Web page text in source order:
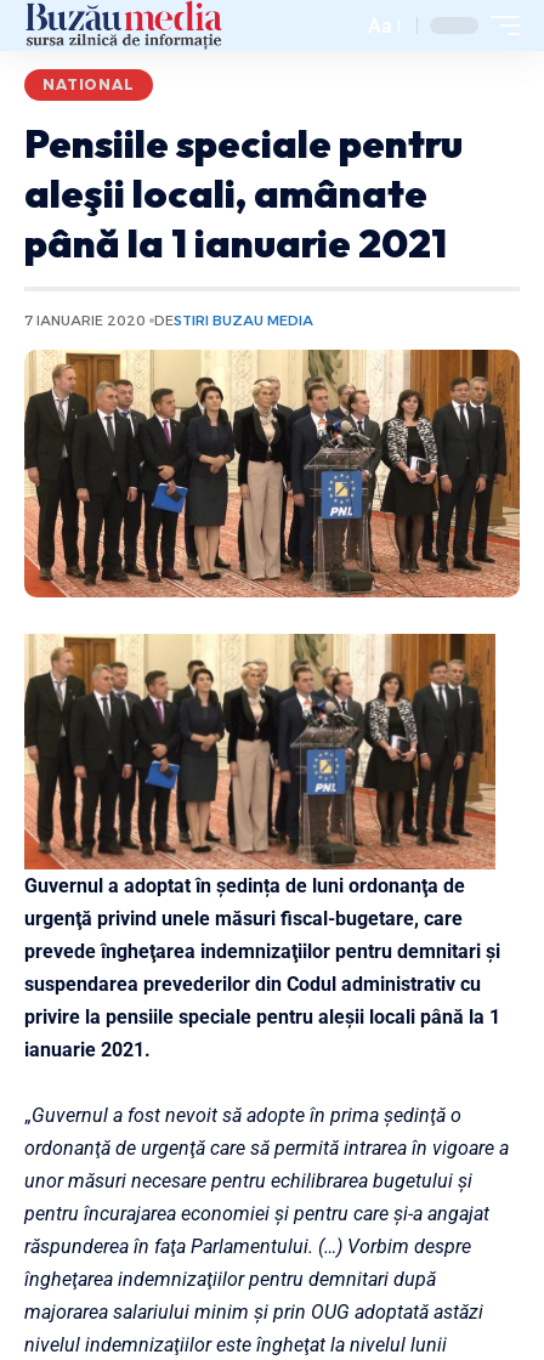
Aa
NATIONAL
Pensiile speciale pentru
aleşii locali, amânate
până la 1 ianuarie 2021
7 IANUARIE 2020 DESTIRI BUZAU MEDIA
Guvernul a adoptat în ședința de luni ordonanţa de
urgenţă privind unele măsuri fiscal-bugetare, care
prevede îngheţarea indemnizaţiilor pentru demnitari şi
suspendarea prevederilor din Codul administrativ cu
privire la pensiile speciale pentru aleşii locali până la 1
ianuarie 2021.
„Guvernul a fost nevoit să adopte în prima şedinţă o
ordonanţă de urgenţă care să permită intrarea în vigoare a
unor măsuri necesare pentru echilibrarea bugetului şi
pentru încurajarea economiei şi pentru care şi-a angajat
răspunderea în faţa Parlamentului. (…) Vorbim despre
îngheţarea indemnizaţiilor pentru demnitari după
majorarea salariului minim şi prin OUG adoptată astăzi
nivelul indemnizaţiilor este îngheţat la nivelul lunii